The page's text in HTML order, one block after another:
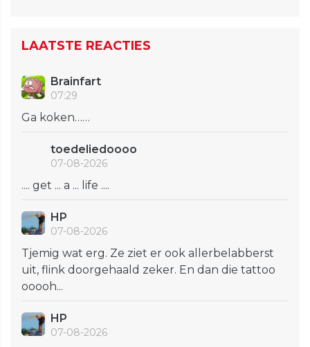
LAATSTE REACTIES
Brainfart
07:29
Ga koken……
toedeliedoooo
07-08-2026
.... get ... a ... life ....
HP
07-08-2026
Tjemig wat erg. Ze ziet er ook allerbelabberst
uit, flink doorgehaald zeker. En dan die tattoo
ooooh...
HP
07-08-2026